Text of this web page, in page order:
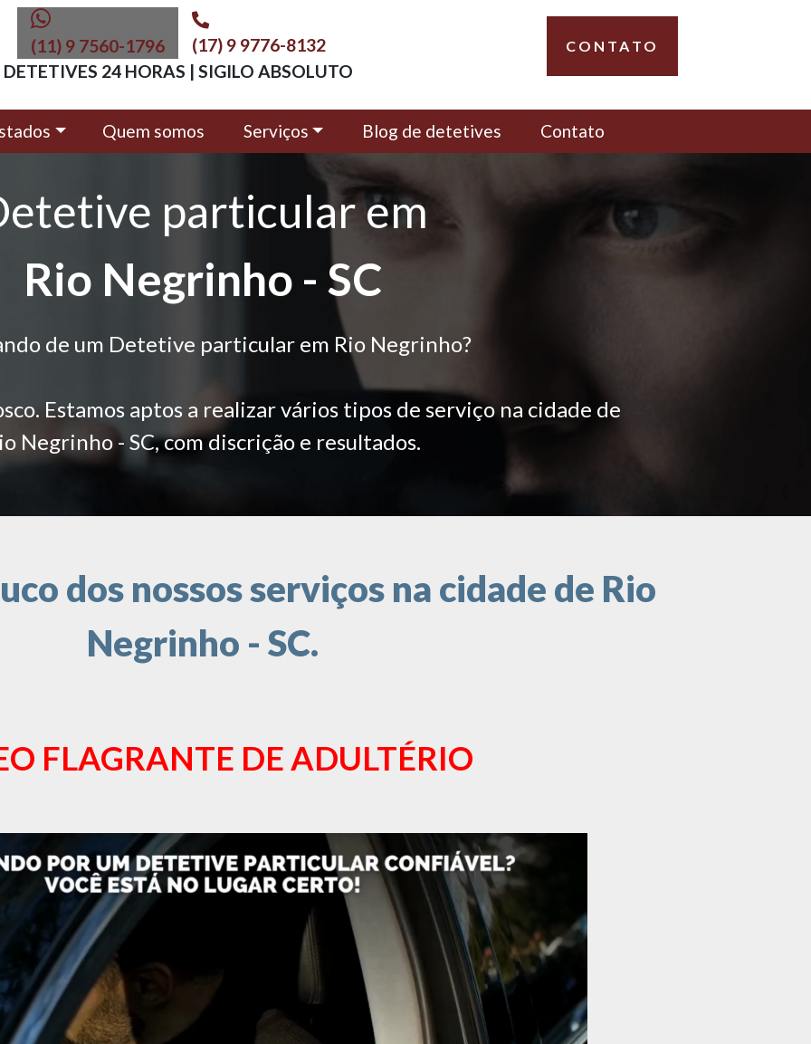
(11) 9 7560-1796
(17) 9 9776-8132
DETETIVES 24 HORAS | SIGILO ABSOLUTO
CONTATO
Quem somos Serviços Blog de detetives Contato
particular em
Rio Negrinho - SC
de um Detetive particular em Rio Negrinho?
Estamos aptos a realizar vários tipos de serviço na cidade de
Negrinho - SC, com discrição e resultados.
dos nossos serviços na cidade de Rio
Negrinho - SC.
FLAGRANTE DE ADULTÉRIO